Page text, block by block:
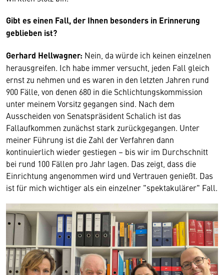
Gibt es einen Fall, der Ihnen besonders in Erinnerung
geblieben ist?
Gerhard Hellwagner: Nein, da würde ich keinen einzelnen
herausgreifen. Ich habe immer versucht, jeden Fall gleich
ernst zu nehmen und es waren in den letzten Jahren rund
900 Fälle, von denen 680 in die Schlichtungskommission
unter meinem Vorsitz gegangen sind. Nach dem
Ausscheiden von Senatspräsident Schalich ist das
Fallaufkommen zunächst stark zurückgegangen. Unter
meiner Führung ist die Zahl der Verfahren dann
kontinuierlich wieder gestiegen – bis wir im Durchschnitt
bei rund 100 Fällen pro Jahr lagen. Das zeigt, dass die
Einrichtung angenommen wird und Vertrauen genießt. Das
ist für mich wichtiger als ein einzelner "spektakulärer" Fall.